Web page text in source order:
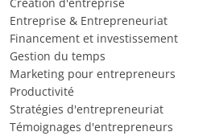
Entreprise & Entrepreneuriat
Financement et investissement
Gestion du temps
Marketing pour entrepreneurs
Productivité
Stratégies d'entrepreneuriat
Témoignages d'entrepreneurs